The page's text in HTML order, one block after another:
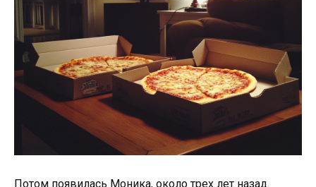
Потом появилась Моника, около трех лет назад.